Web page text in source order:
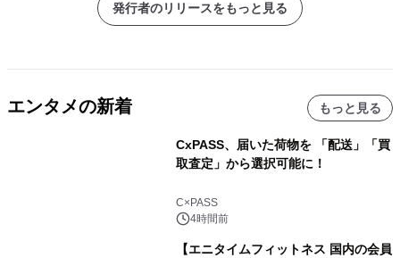
発行者のリリースをもっと見る
エンタメの新着 もっと見る
CxPASS、届いた荷物を 「配送」「買
取査定」から選択可能に！
C×PASS
4時間前
【エニタイムフィットネス 国内の会員